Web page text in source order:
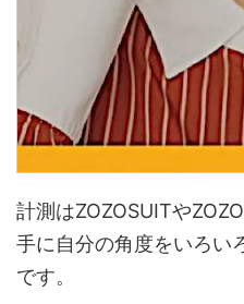
計測はZOZOSUITや
手に自分の角度をいろい
です。